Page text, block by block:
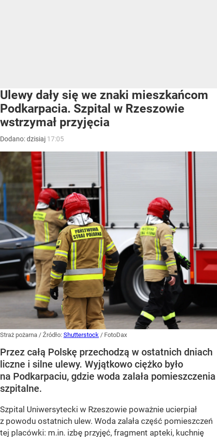
Ulewy dały się we znaki mieszkańcom
Podkarpacia. Szpital w Rzeszowie
wstrzymał przyjęcia
Dodano:dzisiaj 17:05
Straż pożarna / Źródło: Shutterstock / FotoDax
Przez całą Polskę przechodzą w ostatnich dniach
liczne i silne ulewy. Wyjątkowo ciężko było
na Podkarpaciu, gdzie woda zalała pomieszczenia
szpitalne.
Szpital Uniwersytecki w Rzeszowie poważnie ucierpiał
z powodu ostatnich ulew. Woda zalała część pomieszczeń
tej placówki: m.in. izbę przyjęć, fragment apteki, kuchnię